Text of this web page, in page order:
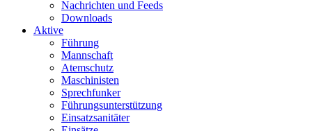
Nachrichten und Feeds
Downloads
Aktive
Führung
Mannschaft
Atemschutz
Maschinisten
Sprechfunker
Führungsunterstützung
Einsatzsanitäter